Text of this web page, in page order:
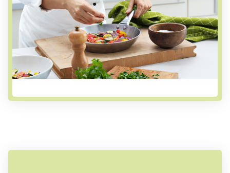
Bei uns kommen nur natürliche Zutaten in den
Kochtopf. Unsere Köche kochen mit frischen
Kräutern, natürlichen Gewürzen sowie
erntefrischem Gemüse. Unsere Fonds machen
wir genauso wie in jeder guten Küche - und das
schmeckt man!